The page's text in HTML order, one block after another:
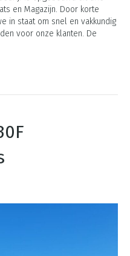
en Magazijn. Door korte
in staat om snel en vakkundig
voor onze klanten. De